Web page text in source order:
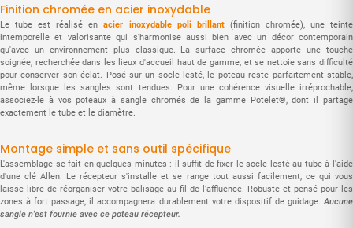
Finition chromée en acier inoxydable
Le tube est réalisé enacier inoxydable poli brillant(finition chromée), une teinte
intemporelle et valorisante qui s'harmonise aussi bien avec un décor contemporain
qu'avec un environnement plus classique. La surface chromée apporte une touche
soignée, recherchée dans les lieux d'accueil haut de gamme, et se nettoie sans difficulté
pour conserver son éclat. Posé sur un socle lesté, le poteau reste parfaitement stable,
même lorsque les sangles sont tendues. Pour une cohérence visuelle irréprochable,
associez-le à vos poteaux à sangle chromés de la gamme Potelet®, dont il partage
exactement le tube et le diamètre.
Montage simple et sans outil spécifique
L'assemblage se fait en quelques minutes : il suffit de fixer le socle lesté au tube à l'aide
d'une clé Allen. Le récepteur s'installe et se range tout aussi facilement, ce qui vous
laisse libre de réorganiser votre balisage au fil de l'affluence. Robuste et pensé pour les
zones à fort passage, il accompagnera durablement votre dispositif de guidage.Aucune
sangle n'est fournie avec ce poteau récepteur.